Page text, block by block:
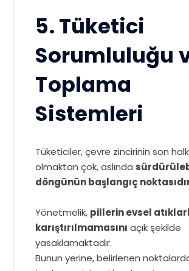
5. Tüketici
Sorumluluğu
Toplama
Sistemleri
Tüketiciler, çevre zincirinin son
olmaktan çok, aslında
döngünün başlangıç
Yönetmelik, pillerin evsel
karıştırılmamasını açık şekilde
yasaklamaktadır.
Bunun yerine, belirlenen